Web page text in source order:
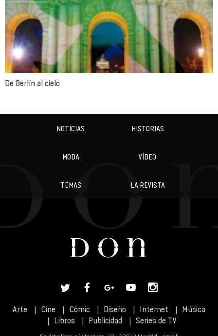
De Berlín al cielo
NOTICIAS HISTORIAS
MODA VÍDEO
TEMAS LA REVISTA
Arte Cine Cómic Diseño Internet
Música
Libros
Publicidad Series de TV